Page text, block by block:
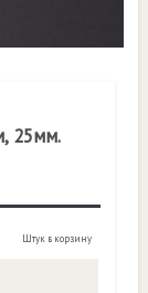
25мм.
Штук в корзину